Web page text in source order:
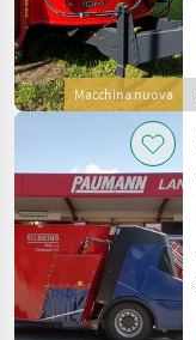
Macchina nuova